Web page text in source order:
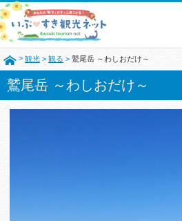
> 観光 > 観る > 鷲尾岳 ～わしおだけ～
鷲尾岳 ～わしおだけ～